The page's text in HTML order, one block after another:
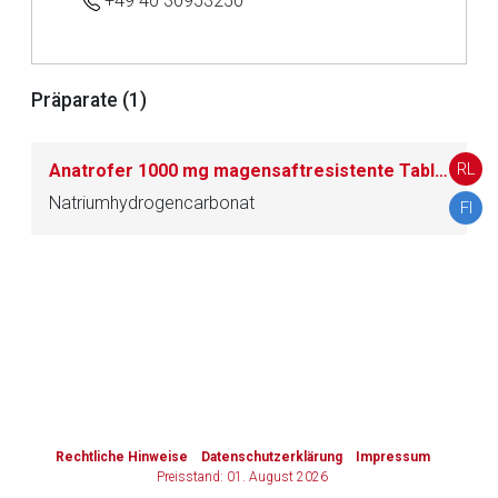
Präparate (1)
Anatrofer 1000 mg magensaftresistente Tabletten
Natriumhydrogencarbonat
RL
FI
Rechtliche Hinweise Datenschutzerklärung
Impressum
Preisstand: 01. August 2026